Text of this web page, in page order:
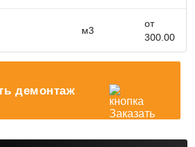
м3
от
300.00
демонтаж